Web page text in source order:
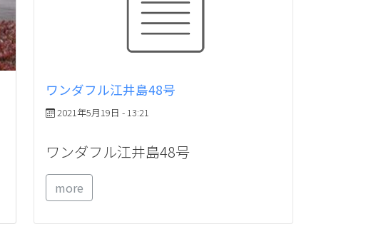
ワンダフル江井島48号
2021年5月19日 - 13:21
ワンダフル江井島48号
more